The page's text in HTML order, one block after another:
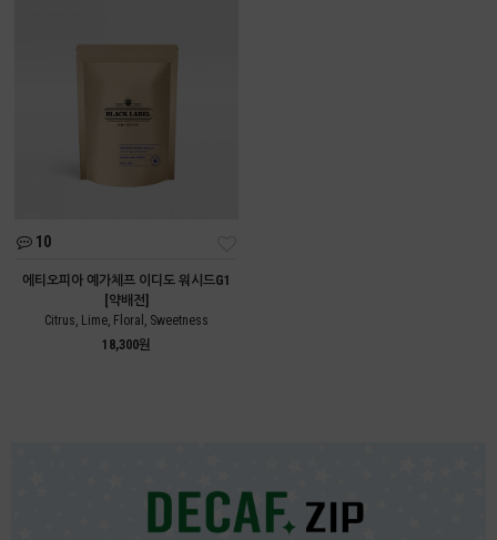
10
에티오피아 예가체프 이디도 워시드G1
[약배전]
Citrus, Lime, Floral, Sweetness
18,300원